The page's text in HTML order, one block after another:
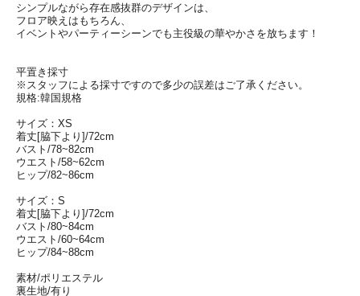
シンプルながら存在感抜群のデザインは、
フロア映えはもちろん、
イベントやパーティーシーンでも主役級の華やかさを放ちます！
平置き採寸
※スタッフによる採寸ですので多少の誤差はご了承ください。
規格:韓国規格
サイズ：XS
着丈[脇下より]/72cm
バスト/78~82cm
ウエスト/58~62cm
ヒップ/82~86cm
サイズ：S
着丈[脇下より]/72cm
バスト/80~84cm
ウエスト/60~64cm
ヒップ/84~88cm
素材/ポリエステル
裏生地/有り